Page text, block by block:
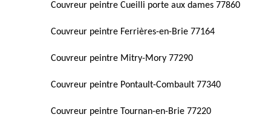
Couvreur peintre Cueilli porte aux dames 77860
Couvreur peintre Ferrières-en-Brie 77164
Couvreur peintre Mitry-Mory 77290
Couvreur peintre Pontault-Combault 77340
Couvreur peintre Tournan-en-Brie 77220